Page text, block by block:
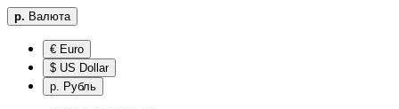
р. Валюта
€ Euro
$ US Dollar
р. Рубль